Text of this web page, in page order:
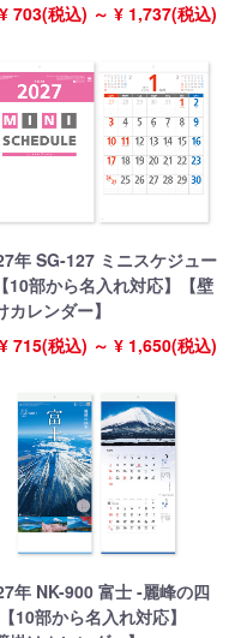
¥ 703(税込) ～ ¥ 1,737(税込)
年 SG-127 ミニスケジュー
10部から名入れ対応】【壁
カレンダー】
¥ 715(税込) ～ ¥ 1,650(税込)
年 NK-900 富士 -麗峰の四
10部から名入れ対応】